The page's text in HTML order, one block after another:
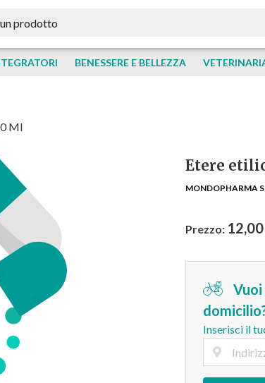
BENESSERE E BELLEZZA
Ml
Etere
MONDOPHARMA
Prezzo: 12,00
Inserisci il